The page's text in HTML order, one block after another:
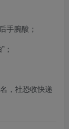
手腕酸；
；
，社恐收快递